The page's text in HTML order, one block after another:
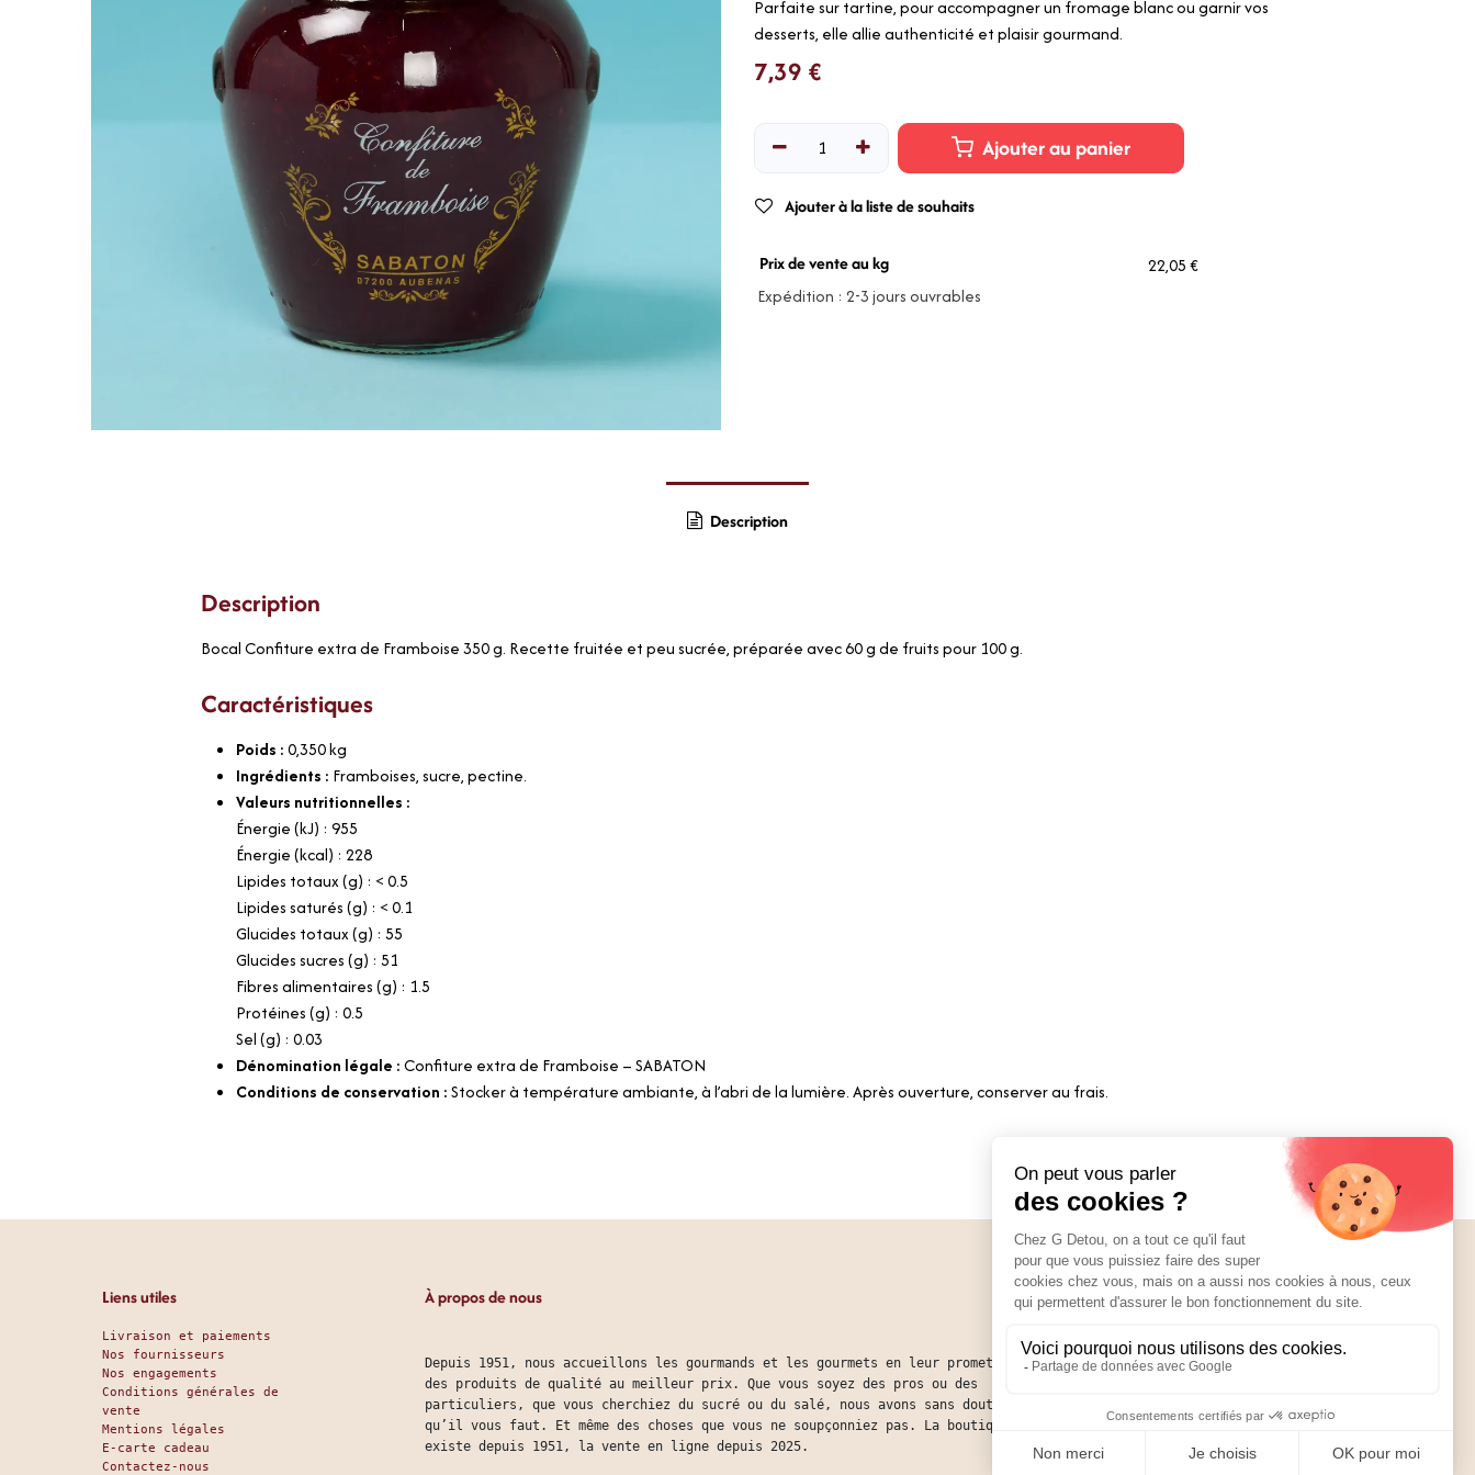
Parfaite sur tartine, pour accompagner un fromage blanc ou garnir vos
desserts, elle allie authenticité et plaisir gourmand.
7,39 €
Ajouter au panier
Ajouter à la liste de souhaits
Prix de vente au kg
22,05 €
Expédition : 2-3 jours ouvrables
Description
Description
Bocal Confiture extra de Framboise 350 g. Recette fruitée et peu sucrée, préparée avec 60 g de fruits pour 100 g.
Caractéristiques
Poids :0,350kg
Ingrédients : Framboises, sucre, pectine.
Valeurs nutritionnelles :
Énergie (kJ) : 955
Énergie (kcal) : 228
Lipides totaux (g) : < 0.5
Lipides saturés (g) : < 0.1
Glucides totaux (g) : 55
Glucides sucres (g) : 51
Fibres alimentaires (g) : 1.5
Protéines (g) : 0.5
Sel (g) : 0.03
Dénomination légale :Confiture extra de Framboise – SABATON
Conditions de conservation :Stocker à température ambiante, à l’abri de la lumière. Après ouverture, conserver au frais.
Liens utiles
Livraison et paiements
Nos fournisseurs
Nos engagements
Conditions générales de
vente
Mentions légales
E-carte cadeau
Contactez-nous
À propos de nous
Depuis 1951, nous accueillons les gourmands et les gourmets en leur promettant
des produits de qualité au meilleur prix. Que vous soyez des pros ou des
particuliers, que vous cherchiez du sucré ou du salé, nous avons sans doute ce
qu’il vous faut. Et même des choses que vous ne soupçonniez pas. La boutique
existe depuis 1951, la vente en ligne depuis 2025.
Nos réseaux
01 89 70 34 50